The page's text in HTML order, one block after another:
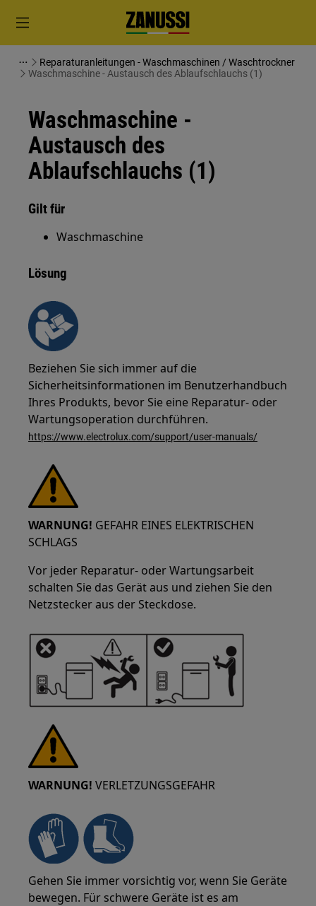
Reparaturanleitungen - Waschmaschinen / Waschtrockner
Waschmaschine - Austausch des Ablaufschlauchs (1)
Waschmaschine -
Austausch des
Ablaufschlauchs (1)
Gilt für
Waschmaschine
Lösung
Beziehen Sie sich immer auf die
Sicherheitsinformationen im Benutzerhandbuch
Ihres Produkts, bevor Sie eine Reparatur- oder
Wartungsoperation durchführen.
https://www.electrolux.com/support/user-manuals/
WARNUNG! GEFAHR EINES ELEKTRISCHEN
SCHLAGS
Vor jeder Reparatur- oder Wartungsarbeit
schalten Sie das Gerät aus und ziehen Sie den
Netzstecker aus der Steckdose.
WARNUNG! VERLETZUNGSGEFAHR
Gehen Sie immer vorsichtig vor, wenn Sie Geräte
bewegen. Für schwere Geräte ist es am